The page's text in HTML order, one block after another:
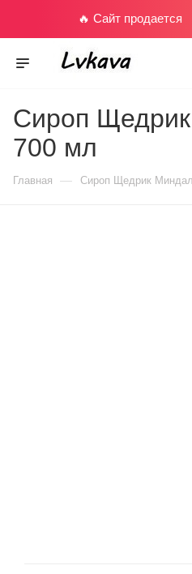
🔥 Сайт продается
Сироп
700 мл
Главная — Сироп Щедрик